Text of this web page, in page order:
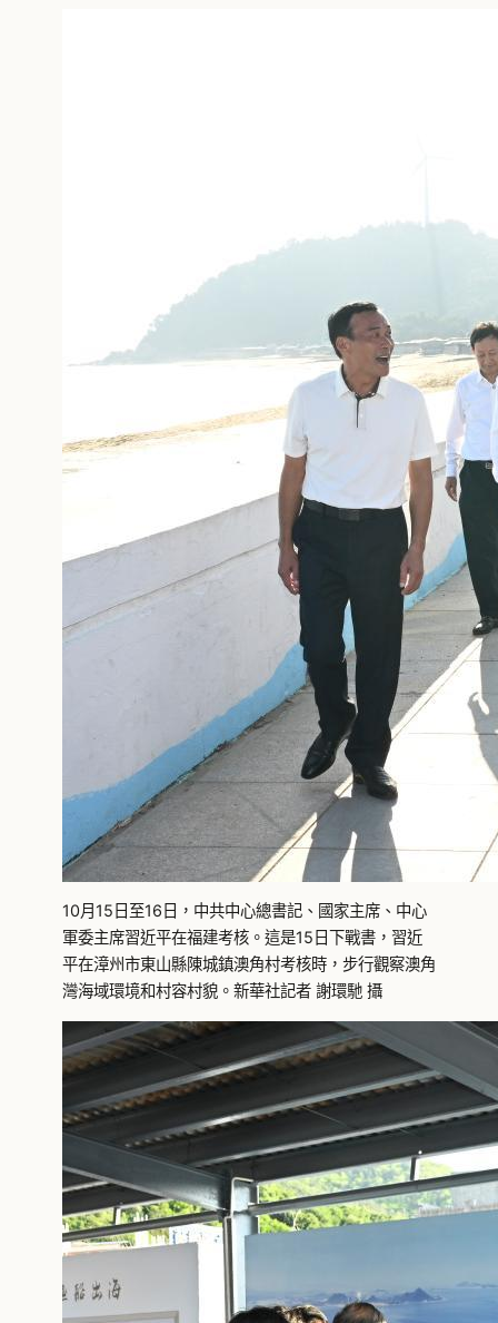
10月15日至16日，中共中心總書記、國家主席、中心
軍委主席習近平在福建考核。這是15日下戰書，習近
平在漳州市東山縣陳城鎮澳角村考核時，步行觀察澳角
灣海域環境和村容村貌。新華社記者 謝環馳 攝